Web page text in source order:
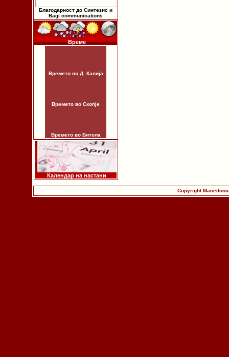
Благодарност до Синтезис и
Bagi communications
Време
Времето во Д. Капија
Времето во Скопје
Времето во Битола
Календар на настани
Copyright